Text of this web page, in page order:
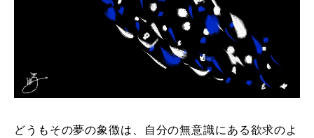
どうもその夢の象徴は、自分の無意識にある欲求のよ